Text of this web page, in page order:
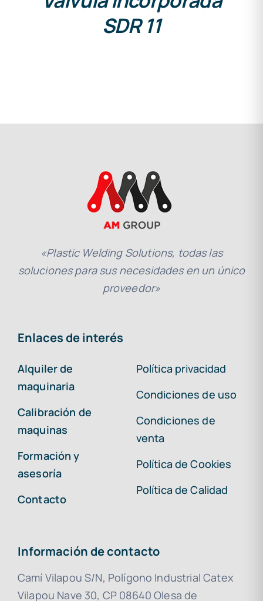
SDR 11
«Plastic Welding Solutions, todas las
soluciones para sus necesidades en un único
proveedor»
Enlaces de interés
Alquiler de
maquinaria
Calibración de
maquinas
Formación y
asesoría
Contacto
Política privacidad
Condiciones de uso
Condiciones de
venta
Política de Cookies
Política de Calidad
Información de contacto
Camí Vilapou S/N, Polígono Industrial Catex
Vilapou Nave 30, CP 08640 Olesa de